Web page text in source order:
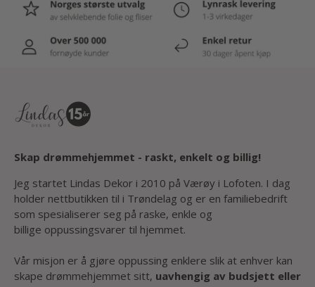
Skap drømmehjemmet - raskt, enkelt og billig!
Jeg startet Lindas Dekor i 2010 på Værøy i Lofoten. I dag
holder nettbutikken til i Trøndelag og er en familiebedrift
som spesialiserer seg på raske, enkle og
billige oppussingsvarer til hjemmet.
Vår misjon er å gjøre oppussing enklere slik at enhver kan
skape drømmehjemmet sitt, uavhengig av budsjett eller